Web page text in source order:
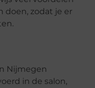
doen, zodat je er
Nijmegen
in de salon,